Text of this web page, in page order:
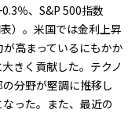
％、S&P 500指数
） 。米国では金利上昇
高まっているにもかか
きく貢献した。テクノ
分野が堅調に推移し
った。また、最近の